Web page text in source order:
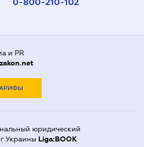
0-800-210-102
и PR
юридический
Украины Liga:BOOK